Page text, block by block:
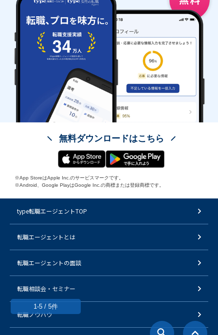
1-5 / 5件
無料ダウンロードはこちら
※App StoreはApple Inc.のサービスマークです。
※Android、Google PlayはGoogle Inc.の商標または登録商標です。
type転職エージェントTOP
転職エージェントとは
転職エージェントの面談
転職相談会・セミナー
転職ノウハウ